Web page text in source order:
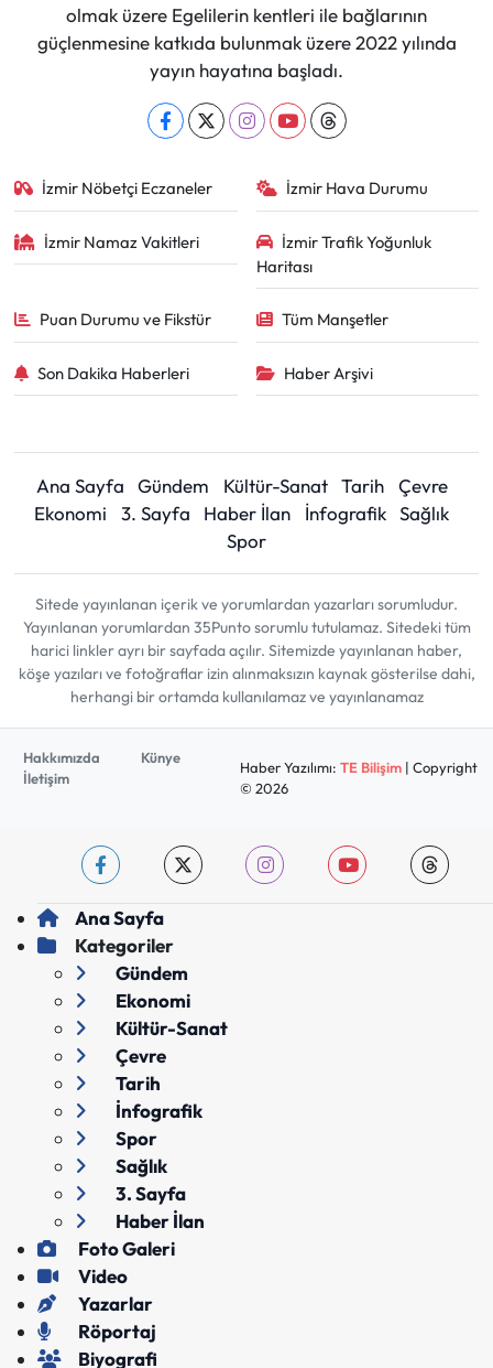
olmak üzere Egelilerin kentleri ile bağlarının
güçlenmesine katkıda bulunmak üzere 2022 yılında
yayın hayatına başladı.
İzmir Nöbetçi Eczaneler İzmir Hava Durumu
İzmir Namaz Vakitleri
İzmir Trafik Yoğunluk
Haritası
Puan Durumu ve Fikstür Tüm Manşetler
Son Dakika Haberleri Haber Arşivi
Ana Sayfa Gündem Kültür-Sanat Tarih
Çevre
Ekonomi
3. Sayfa Haber İlan İnfografik Sağlık
Spor
Sitede yayınlanan içerik ve yorumlardan yazarları sorumludur.
Yayınlanan yorumlardan 35Punto sorumlu tutulamaz. Sitedeki tüm
harici linkler ayrı bir sayfada açılır. Sitemizde yayınlanan haber,
köşe yazıları ve fotoğraflar izin alınmaksızın kaynak gösterilse dahi,
herhangi bir ortamda kullanılamaz ve yayınlanamaz
Hakkımızda
Künye
İletişim
Haber Yazılımı: TE Bilişim| Copyright
© 2026
Ana Sayfa
Kategoriler
Gündem
Ekonomi
Kültür-Sanat
Çevre
Tarih
İnfografik
Spor
Sağlık
3. Sayfa
Haber İlan
Foto Galeri
Video
Yazarlar
Röportaj
Biyografi